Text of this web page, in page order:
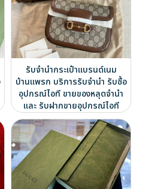
รับจำนำกระเป๋าแบรนด์เนม
บ้านแพรก บริการรับจำนำ รับซื้อ
อุปกรณ์ไอที ขายของหลุดจำนำ
และ รับฝากขายอุปกรณ์ไอที